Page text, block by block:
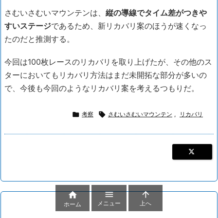
さむいさむいマウンテンは、 縦の導線でタイム差がつきや
すいステージであるため、新リカバリ案のほうが速くなっ
たのだと推測する。
今回は100枚レースのリカバリを取り上げたが、その他のス
ターにおいてもリカバリ方法はまだ未開拓な部分が多いの
で、今後も今回のようなリカバリ案を考えるつもりだ。
 考察  さむいさむいマウンテン , リカバリ

ホーム

メニュー

上へ